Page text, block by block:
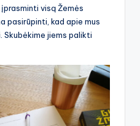
visą Žemės
pasirūpinti, kad apie mus
jiems palikti